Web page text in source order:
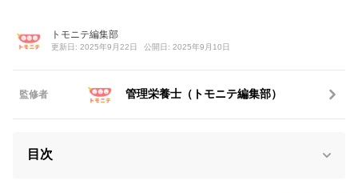
トモニテ編集部
更新日: 2025年9月22日 公開日: 2025年9月10日
監修者 管理栄養士（トモニテ編集部）
目次